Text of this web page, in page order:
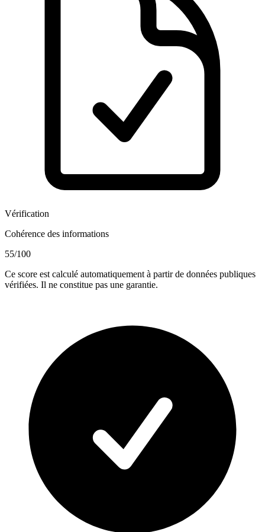
Vérification
Cohérence des informations
55/100
Ce score est calculé automatiquement à partir de données publiques
vérifiées. Il ne constitue pas une garantie.